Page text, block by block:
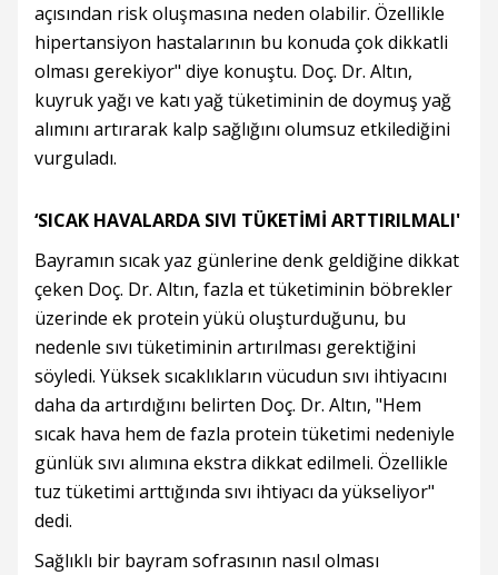
açısından risk oluşmasına neden olabilir. Özellikle
hipertansiyon hastalarının bu konuda çok dikkatli
olması gerekiyor" diye konuştu. Doç. Dr. Altın,
kuyruk yağı ve katı yağ tüketiminin de doymuş yağ
alımını artırarak kalp sağlığını olumsuz etkilediğini
vurguladı.
‘SICAK HAVALARDA SIVI TÜKETİMİ ARTTIRILMALI'
Bayramın sıcak yaz günlerine denk geldiğine dikkat
çeken Doç. Dr. Altın, fazla et tüketiminin böbrekler
üzerinde ek protein yükü oluşturduğunu, bu
nedenle sıvı tüketiminin artırılması gerektiğini
söyledi. Yüksek sıcaklıkların vücudun sıvı ihtiyacını
daha da artırdığını belirten Doç. Dr. Altın, "Hem
sıcak hava hem de fazla protein tüketimi nedeniyle
günlük sıvı alımına ekstra dikkat edilmeli. Özellikle
tuz tüketimi arttığında sıvı ihtiyacı da yükseliyor"
dedi.
Sağlıklı bir bayram sofrasının nasıl olması